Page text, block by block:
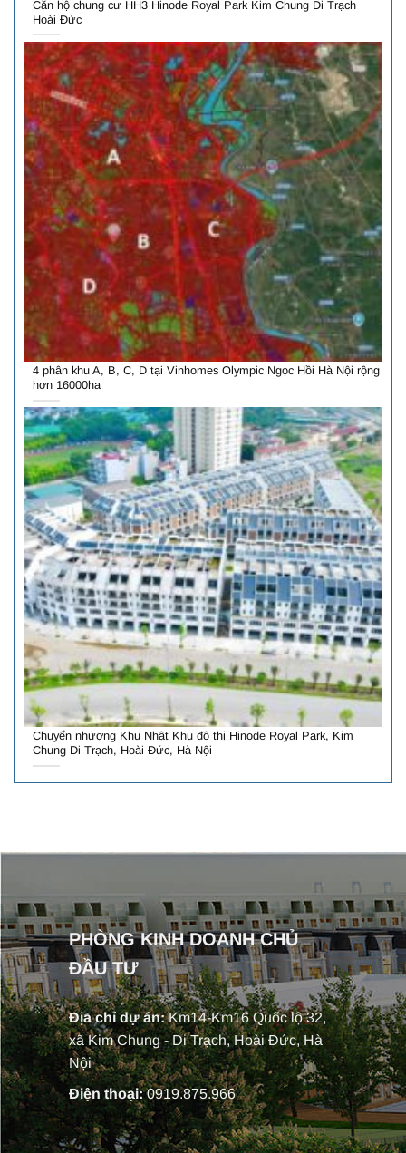
Căn hộ chung cư HH3 Hinode Royal Park Kim Chung Di Trạch
Hoài Đức
4 phân khu A, B, C, D tại Vinhomes Olympic Ngọc Hồi Hà Nội rộng
hơn 16000ha
Chuyển nhượng Khu Nhật Khu đô thị Hinode Royal Park, Kim
Chung Di Trạch, Hoài Đức, Hà Nội
PHÒNG KINH DOANH CHỦ
ĐẦU TƯ
Địa chỉ dự án:Km14-Km16 Quốc lộ 32,
xã Kim Chung - Di Trạch, Hoài Đức, Hà
Nội
Điện thoại:0919.875.966